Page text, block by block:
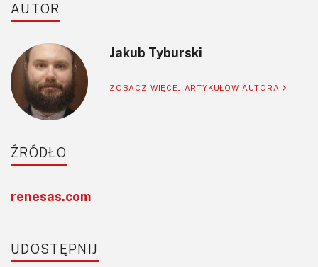
AUTOR
Jakub Tyburski
ZOBACZ WIĘCEJ ARTYKUŁÓW AUTORA
ŹRÓDŁO
renesas.com
UDOSTĘPNIJ